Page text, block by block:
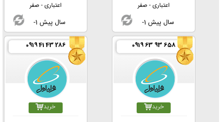
اعتباری - صفر
-1 سال پیش
اعتباری - صفر
-1 سال پیش
0919 63 93 658
خرید
0919 41 43 286
خرید